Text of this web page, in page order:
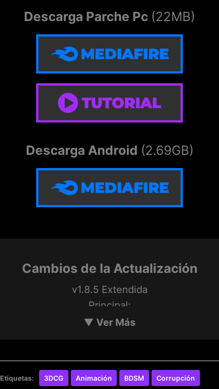
Descarga Parche Pc (22MB)
Descarga Android (2.69GB)
Cambios de la Actualización
v1.8.5 Extendida
Principal:
1) Imágenes:
para la versión extendida)
2) Eventos:
▼ Ver Más
Etiquetas: 3DCG Animación BDSM Corrupción